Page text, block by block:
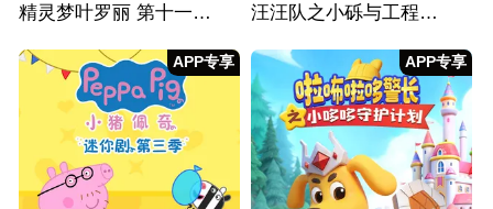
精灵梦叶罗丽 第十一季（下） 汪汪队之小砾与工程家族 第三季
APP专享 APP专享